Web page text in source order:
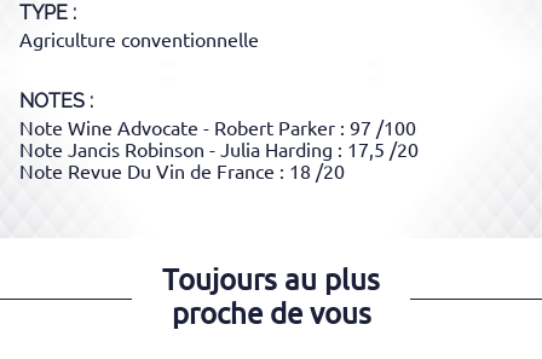
TYPE
Agriculture conventionnelle
NOTES :
Note Wine Advocate - Robert Parker : 97 /100
Note Jancis Robinson - Julia Harding : 17,5 /20
Note Revue Du Vin de France : 18 /20
Toujours au plus
proche de vous